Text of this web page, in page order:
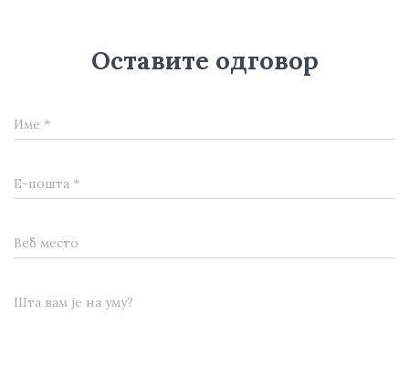
Оставите одговор
Име *
Е-пошта *
Веб место
Шта вам је на уму?